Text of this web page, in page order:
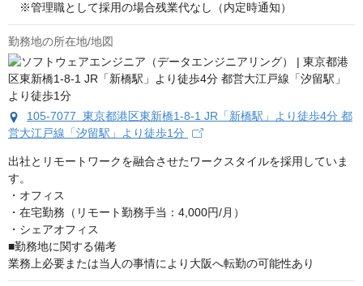
※管理職として採用の場合残業代なし（内定時通知）
勤務地の所在地/地図
105-7077 東京都港区東新橋1-8-1 JR「新橋駅」より徒歩4分 都
営大江戸線「汐留駅」より徒歩1分
出社とリモートワークを融合させたワークスタイルを採用していま
す。
・オフィス
・在宅勤務（リモート勤務手当：4,000円/月）
・シェアオフィス
■勤務地に関する備考
業務上必要または当人の事情により大阪へ転勤の可能性あり